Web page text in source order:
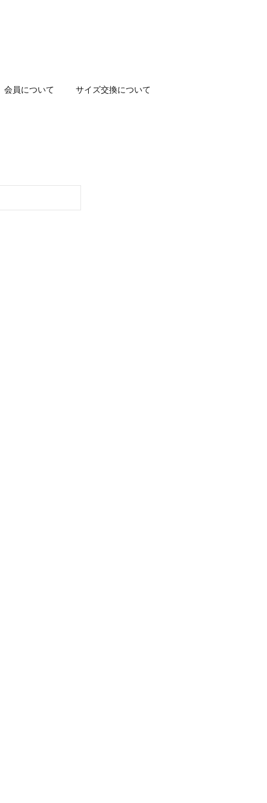
会員について サイズ交換について